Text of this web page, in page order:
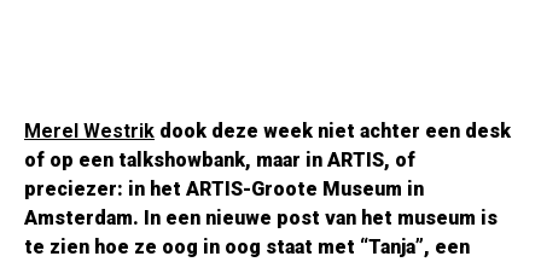
Merel Westrik dook deze week niet achter een desk
of op een talkshowbank, maar in ARTIS, of
preciezer: in het ARTIS-Groote Museum in
Amsterdam. In een nieuwe post van het museum is
te zien hoe ze oog in oog staat met “Tanja”, een